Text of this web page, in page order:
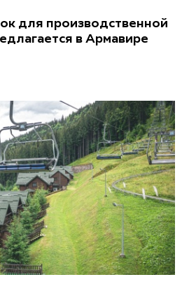
для производственной
в Армавире